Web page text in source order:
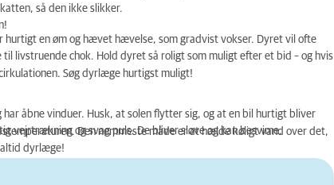
så den ikke slikker.
en øm og hævet hævelse, som gradvist vokser. Dyret vil ofte
livstruende chok. Hold dyret så roligt som muligt efter et bid – og hvis
Søg dyrlæge hurtigst muligt!
åbne vinduer. Husk, at solen flytter sig, og at en bil hurtigt bliver
vejrtrækning og svag puls. De bliver sløve og kan besvime.
Den nemmeste måde er at hælde køligt vand over det,
altid dyrlæge!